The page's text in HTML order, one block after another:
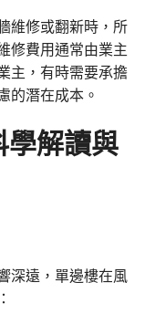
維修或翻新時，所
修費用通常由業主
主，有時需要承擔
的潛在成本。
學解讀與
深遠，單邊樓在風